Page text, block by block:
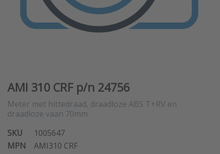
AMI 310 CRF p/n 24756
Meter met hittedraad, draadloze ABS T+RV en
draadloze vaan 70mm
SKU
1005647
MPN
AMI310 CRF